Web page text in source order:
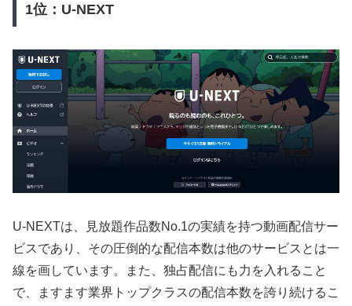
1位：U-NEXT
U-NEXTは、見放題作品数No.1の実績を持つ動画配信サー
ビスであり、その圧倒的な配信本数は他のサービスとは一
線を画しています。また、独占配信にも力を入れること
で、ますます業界トップクラスの配信本数を誇り続けるこ